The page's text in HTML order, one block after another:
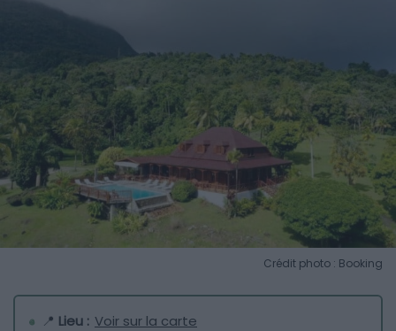
Crédit photo : Booking
📍 Lieu : Voir sur la carte